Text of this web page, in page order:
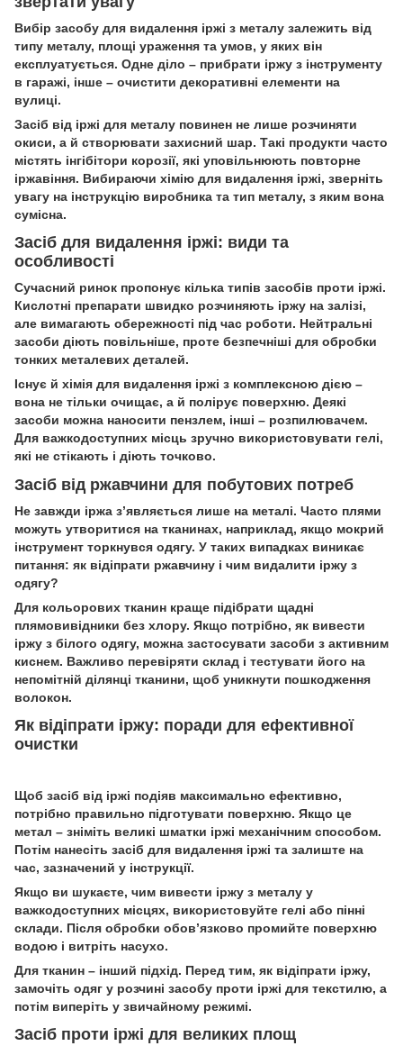
Вибір засобу для видалення іржі з металу залежить від
типу металу, площі ураження та умов, у яких він
експлуатується. Одне діло – прибрати іржу з інструменту
в гаражі, інше – очистити декоративні елементи на
вулиці.
Засіб від іржі для металу повинен не лише розчиняти
окиси, а й створювати захисний шар. Такі продукти часто
містять інгібітори корозії, які уповільнюють повторне
іржавіння. Вибираючи хімію для видалення іржі, зверніть
увагу на інструкцію виробника та тип металу, з яким вона
сумісна.
Засіб для видалення іржі: види та
особливості
Сучасний ринок пропонує кілька типів засобів проти іржі.
Кислотні препарати швидко розчиняють іржу на залізі,
але вимагають обережності під час роботи. Нейтральні
засоби діють повільніше, проте безпечніші для обробки
тонких металевих деталей.
Існує й хімія для видалення іржі з комплексною дією –
вона не тільки очищає, а й полірує поверхню. Деякі
засоби можна наносити пензлем, інші – розпилювачем.
Для важкодоступних місць зручно використовувати гелі,
які не стікають і діють точково.
Засіб від ржавчини для побутових потреб
Не завжди іржа з’являється лише на металі. Часто плями
можуть утворитися на тканинах, наприклад, якщо мокрий
інструмент торкнувся одягу. У таких випадках виникає
питання: як відіпрати ржавчину і чим видалити іржу з
одягу?
Для кольорових тканин краще підібрати щадні
плямовивідники без хлору. Якщо потрібно, як вивести
іржу з білого одягу, можна застосувати засоби з активним
киснем. Важливо перевіряти склад і тестувати його на
непомітній ділянці тканини, щоб уникнути пошкодження
волокон.
Як відіпрати іржу: поради для ефективної
очистки
Щоб засіб від іржі подіяв максимально ефективно,
потрібно правильно підготувати поверхню. Якщо це
метал – зніміть великі шматки іржі механічним способом.
Потім нанесіть засіб для видалення іржі та залиште на
час, зазначений у інструкції.
Якщо ви шукаєте, чим вивести іржу з металу у
важкодоступних місцях, використовуйте гелі або пінні
склади. Після обробки обов’язково промийте поверхню
водою і витріть насухо.
Для тканин – інший підхід. Перед тим, як відіпрати іржу,
замочіть одяг у розчині засобу проти іржі для текстилю, а
потім виперіть у звичайному режимі.
Засіб проти іржі для великих площ